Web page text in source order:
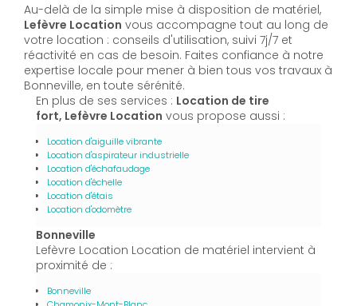
Au-delà de la simple mise à disposition de matériel,
Lefèvre Location vous accompagne tout au long de
votre location : conseils d'utilisation, suivi 7j/7 et
réactivité en cas de besoin. Faites confiance à notre
expertise locale pour mener à bien tous vos travaux à
Bonneville, en toute sérénité.
En plus de ses services : Location de tire
fort, Lefèvre Location vous propose aussi :
Location d'aiguille vibrante
Location d'aspirateur industrielle
Location d'échafaudage
Location d'échelle
Location d'étais
Location d'odomètre
Bonneville
Lefèvre Location Location de matériel intervient à
proximité de :
Bonneville